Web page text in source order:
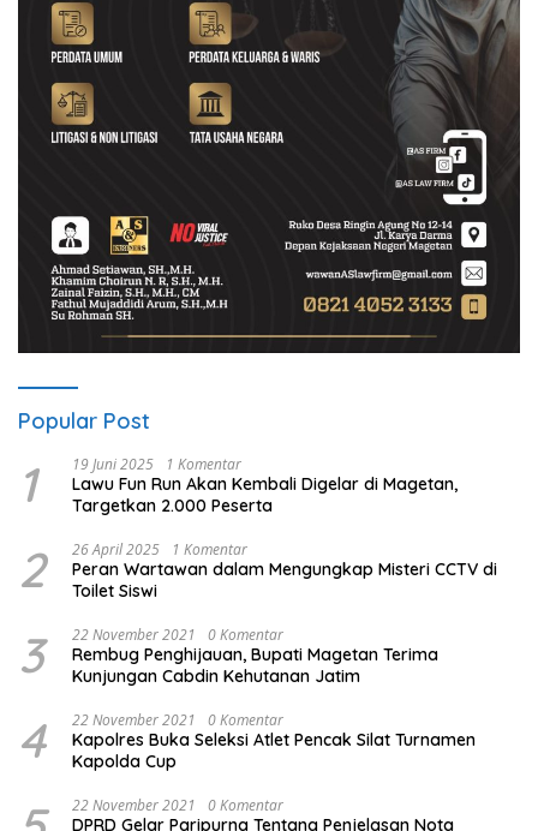
Popular Post
1 19 Juni 2025 1 Komentar
Lawu Fun Run Akan Kembali Digelar di Magetan,
Targetkan 2.000 Peserta
2 26 April 2025 1 Komentar
Peran Wartawan dalam Mengungkap Misteri CCTV di
Toilet Siswi
3 22 November 2021 0 Komentar
Rembug Penghijauan, Bupati Magetan Terima
Kunjungan Cabdin Kehutanan Jatim
4 22 November 2021 0 Komentar
Kapolres Buka Seleksi Atlet Pencak Silat Turnamen
Kapolda Cup
22 November 2021 0 Komentar
DPRD Gelar Paripurna Tentang Penjelasan Nota